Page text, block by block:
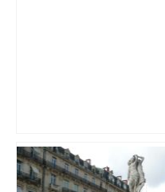
"C’est l’une des plus
fréquentations du